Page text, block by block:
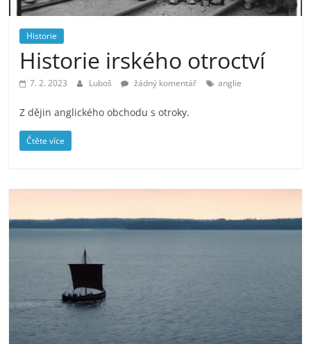
prospívá?
Historie
Historie irského otroctví
7. 2. 2023 Luboš žádný komentář anglie
Z dějin anglického obchodu s otroky.
Čtěte více